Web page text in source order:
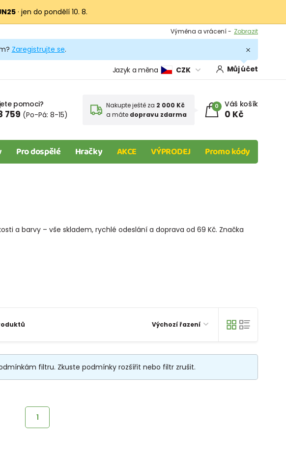
· jen do pondělí 10. 8.
Výměna a vrácení - Zobrazit
Podmínky
Zaregistrujte se.
Jazyk a měna CZK Můj účet
pomoci?
759 (Po-Pá: 8-15)
Nakupte ještě za 2 000 Kč
a máte dopravu zdarma
0 Váš košík
0 Kč
Pro dospělé Hračky AKCE VÝPRODEJ Promo kódy
a barvy – vše skladem, rychlé odeslání a doprava od 69 Kč. Značka
Výchozí řazení
filtru. Zkuste podmínky rozšířit nebo filtr zrušit.
1